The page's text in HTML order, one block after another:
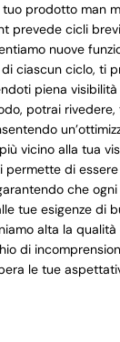
prodotto man
prevede cicli
nuove
ciascun ciclo, ti
piena
potrai
vicino alla tua
permette di
che
tue esigenze di
alta la qualità
di
le tue